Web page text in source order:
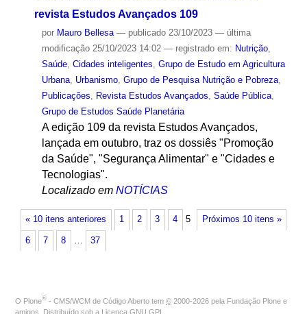
revista Estudos Avançados 109
por Mauro Bellesa — publicado23/10/2023 — última
modificação25/10/2023 14:02 — registrado em: Nutrição,
Saúde, Cidades inteligentes, Grupo de Estudo em Agricultura
Urbana, Urbanismo, Grupo de Pesquisa Nutrição e Pobreza,
Publicações, Revista Estudos Avançados, Saúde Pública,
Grupo de Estudos Saúde Planetária
A edição 109 da revista Estudos Avançados,
lançada em outubro, traz os dossiês "Promoção
da Saúde", "Segurança Alimentar" e "Cidades e
Tecnologias".
Localizado em NOTÍCIAS
« 10 itens anteriores Próximos 10 itens »
1 2 3 4 5
6 7 8 … 37
O Plone® - CMS/WCM de Código Aberto tem © 2000-2026 pela Fundação Plone e
amigos. Distribuído sob a Licença GNU GPL